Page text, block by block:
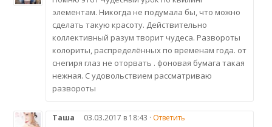
элементам. Никогда не подумала бы, что можно
сделать такую красоту. Действительно
коллективный разум творит чудеса. Развороты
колориты, распределённых по временам года. от
снегиря глаз не оторвать . фоновая бумага такая
нежная. С удовольствием рассматриваю
развороты
Таша 03.03.2017 в 18:43 · Ответить